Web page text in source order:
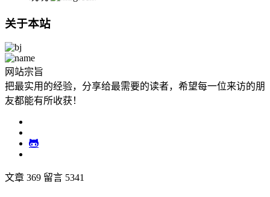
关于本站
网站宗旨
把最实用的经验，分享给最需要的读者，希望每一位来访的朋
友都能有所收获！
文章 369 留言 5341